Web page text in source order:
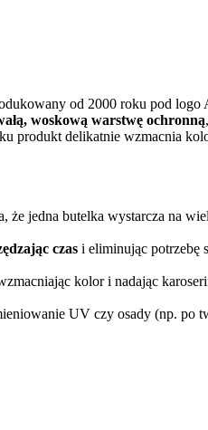
od 2000 roku pod logo
woskową warstwę ochronną
delikatnie wzmacnia
że jedna butelka wystarcza na
czas i eliminując potrzebę
kolor i nadając
UV czy osady (np. po